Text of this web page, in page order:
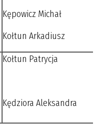
Kępowicz Michał
Kołtun Arkadiusz
Kołtun Patrycja
Kędziora Aleksandra